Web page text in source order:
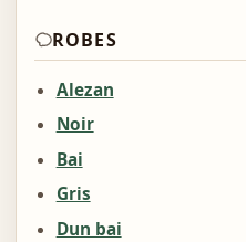
ROBES
Alezan
Noir
Bai
Gris
Dun bai